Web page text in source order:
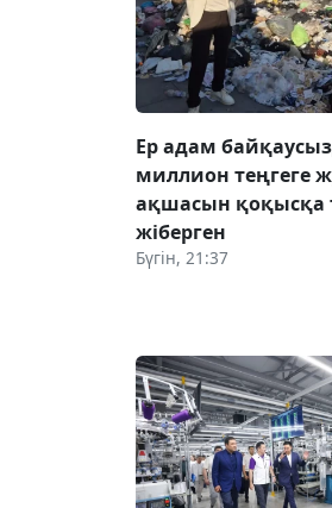
Ер адам
миллион теңгеге
ақшасын қоқысқа
жіберген
Бүгін, 21:37